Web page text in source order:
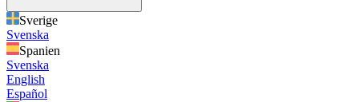
Sverige
Svenska
Spanien
Svenska
English
Español